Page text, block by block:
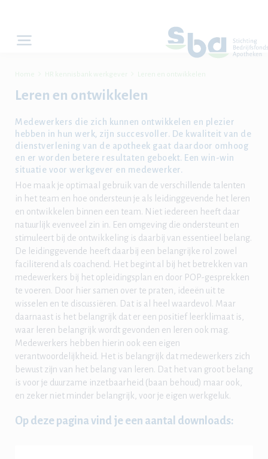
Home HR kennisbank werkgever Leren en ontwikkelen
Leren en ontwikkelen
Medewerkers die zich kunnen ontwikkelen en plezier
hebben in hun werk, zijn succesvoller. De kwaliteit van de
dienstverlening van de apotheek gaat daardoor omhoog
en er worden betere resultaten geboekt. Een win-win
situatie voor werkgever en medewerker.
Hoe maak je optimaal gebruik van de verschillende talenten
in het team en hoe ondersteun je als leidinggevende het leren
en ontwikkelen binnen een team. Niet iedereen heeft daar
natuurlijk evenveel zin in. Een omgeving die ondersteunt en
stimuleert bij de ontwikkeling is daarbij van essentieel belang.
De leidinggevende heeft daarbij een belangrijke rol zowel
faciliterend als coachend. Het begint al bij het betrekken van
medewerkers bij het opleidingsplan en door POP-gesprekken
te voeren. Door hier samen over te praten, ideeën uit te
wisselen en te discussiëren. Dat is al heel waardevol. Maar
daarnaast is het belangrijk dat er een positief leerklimaat is,
waar leren belangrijk wordt gevonden en leren ook mag.
Medewerkers hebben hierin ook een eigen
verantwoordelijkheid. Het is belangrijk dat medewerkers zich
bewust zijn van het belang van leren. Dat het van groot belang
is voor je duurzame inzetbaarheid (baan behoud) maar ook,
en zeker niet minder belangrijk, voor je eigen werkgeluk.
Op deze pagina vind je een aantal downloads: